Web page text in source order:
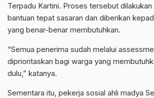
Terpadu Kartini. Proses tersebut
bantuan tepat sasaran dan diberikan
yang benar-benar membutuhkan.
“Semua penerima sudah melalui
diprioritaskan bagi warga yang
dulu,” katanya.
Sementara itu, pekerja sosial ahli madya